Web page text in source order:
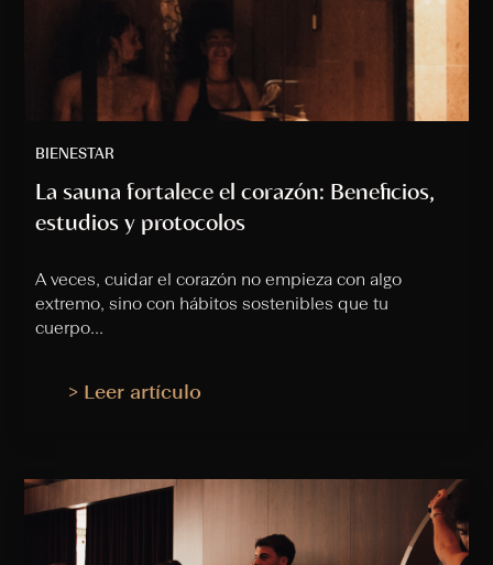
BIENESTAR
La sauna fortalece el corazón: Beneficios,
estudios y protocolos
A veces, cuidar el corazón no empieza con algo
extremo, sino con hábitos sostenibles que tu
cuerpo...
> Leer artículo